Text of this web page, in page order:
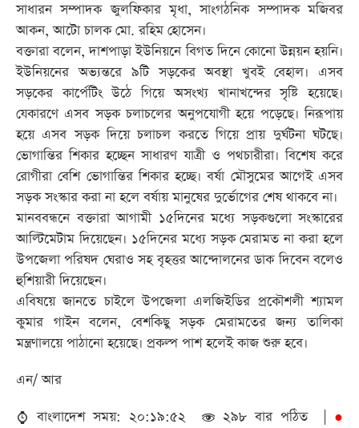
সাধারন সম্পাদক জুলফিকার মৃধা, সাংগঠনিক সম্পাদক মজিবর
আকন, আটো চালক মো. রহিম হোসেন।
বক্তারা বলেন, দাশপাড়া ইউনিয়নে বিগত দিনে কোনো উন্নয়ন হয়নি।
ইউনিয়নের অভ্যন্তরে ৯টি সড়কের অবস্থা খুবই বেহাল। এসব
সড়কের কার্পেটিং উঠে গিয়ে অসংখ্য খানাখন্দের সৃষ্টি হয়েছে।
যেকারণে এসব সড়ক চলাচলের অনুপযোগী হয়ে পড়েছে। নিরূপায়
হয়ে এসব সড়ক দিয়ে চলাচল করতে গিয়ে প্রায় দুর্ঘটনা ঘটছে।
ভোগান্তির শিকার হচ্ছেন সাধারণ যাত্রী ও পথচারীরা। বিশেষ করে
রোগীরা বেশি ভোগান্তির শিকার হচ্ছে। বর্ষা মৌসুমের আগেই এসব
সড়ক সংস্কার করা না হলে বর্ষায় মানুষের দুর্ভোগের শেষ থাকবে না।
মানববন্ধনে বক্তারা আগামী ১৫দিনের মধ্যে সড়কগুলো সংস্কারের
আল্টিমেটাম দিয়েছেন। ১৫দিনের মধ্যে সড়ক মেরামত না করা হলে
উপজেলা পরিষদ ঘেরাও সহ বৃহত্তর আন্দোলনের ডাক দিবেন বলেও
হুশিয়ারী দিয়েছেন।
এবিষয়ে জানতে চাইলে উপজেলা এলজিইডির প্রকৌশলী শ্যামল
কুমার গাইন বলেন, বেশকিছু সড়ক মেরামতের জন্য তালিকা
মন্ত্রণালয়ে পাঠানো হয়েছে। প্রকল্প পাশ হলেই কাজ শুরু হবে।
এন/ আর
বাংলাদেশ সময়: ২০:১৯:৫২
২৯৮ বার পঠিত | ●